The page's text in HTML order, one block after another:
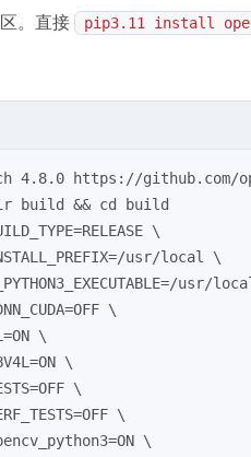
。直接 pip3.11 install
4.8.0 https://github.com/
build && cd
build
\
usr/
local
\
usr/
\
\
\
\
\
\